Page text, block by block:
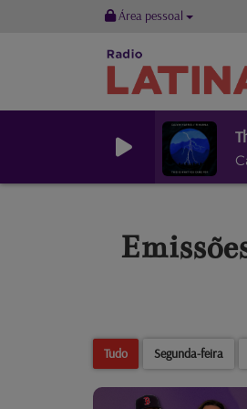
Área pessoal
Tudo Segunda-feira